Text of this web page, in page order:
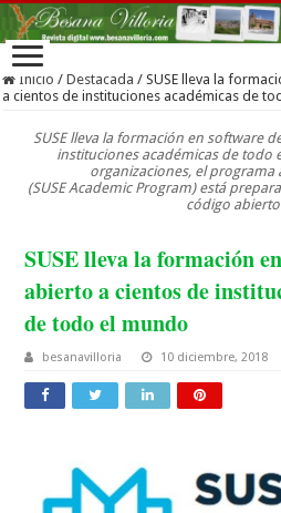
Inicio / Destacada / SUSE lleva la
a cientos de instituciones académicas de
SUSE lleva la formación en software
instituciones académicas de todo
organizaciones, el programa
(SUSE Academic Program) está
código abierto
SUSE lleva la formación
abierto a cientos de
de todo el mundo
besanavilloria 10 diciembre, 2018